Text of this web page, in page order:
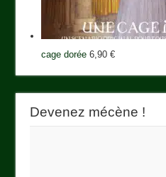
cage dorée 6,90€
Devenez mécène !